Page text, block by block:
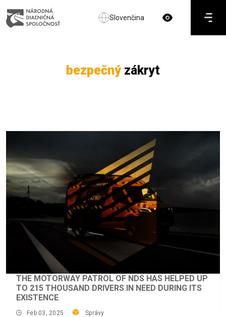
Slovenčina
bezpečnýzákryt
THE MOTORWAY PATROL OF NDS HAS HELPED UP
TO 215 THOUSAND DRIVERS IN NEED DURING ITS
EXISTENCE
Feb 03, 2025 Správy